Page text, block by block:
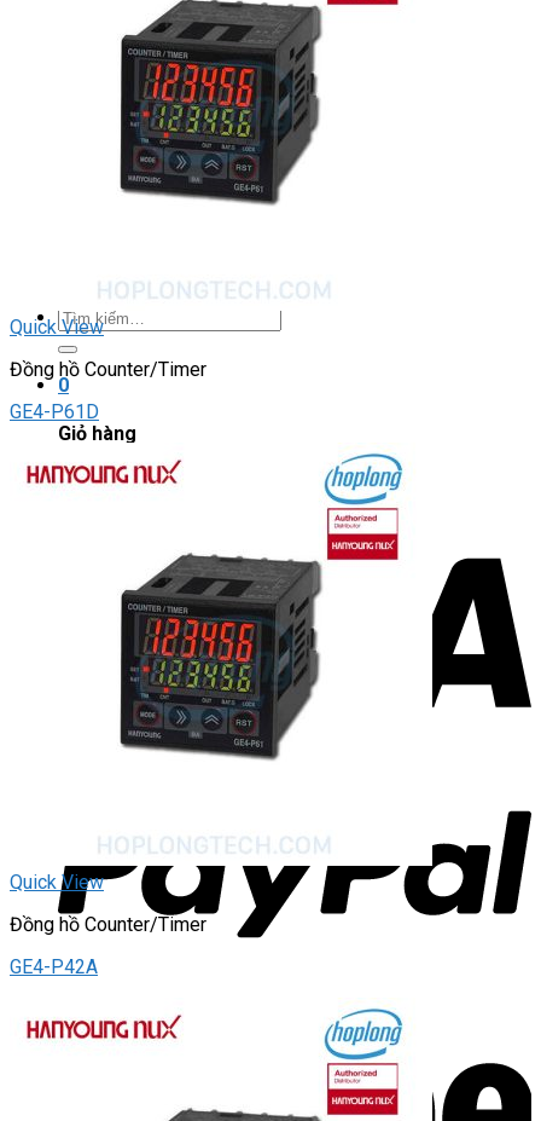
DRIVER / MOTOR STEP
ĐÈN BÁO
Đèn báo quay
Đèn báo panel tròn
Đèn báo tháp
Đèn báo khác
CHUYỂN MẠCH / NÚT NHẤN
Chuyển mạch có khóa
Công tắc dừng khẩn
Tìm
kiếm:
0
Giỏ hàng
Chưa có sản phẩm trong giỏ hàng.
Quick View
Đồng hồ Counter/Timer
GE4-P61D
Quick View
Đồng hồ Counter/Timer
GE4-P42A